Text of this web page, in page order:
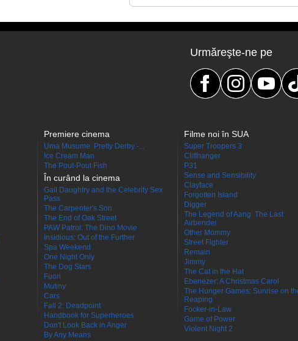
Urmăreşte-ne pe
Premiere cinema
Uma Musume: Pretty Derby -...
Ice Cream Man
The Pout-Pout Fish
În curând la cinema
Gail Daughtry and the Celebrity Sex
Pass
The Carpenter's Son
The End of Oak Street
PAW Patrol: The Dino Movie
Insidious: Out of the Further
Spa Weekend
One Night Only
The Dog Stars
Fuori
Mutiny
Cars
Fall 2: Deadpoint
Handbook for Superheroes
Don't Look Back in Anger
By Any Means
Filme noi în SUA
Super Troopers 3
Cliffhanger
P31
Sense and Sensibility
Clayface
Forgotten Island
Digger
The Legend of Aang: The Last
Airbender
Other Mommy
Street Fighter
Remain
Jimmy
The Cat in the Hat
Ebenezer: A Christmas Carol
The Hunger Games: Sunrise on
Reaping
Focker-in-Law
Game of Power
Violent Night 2